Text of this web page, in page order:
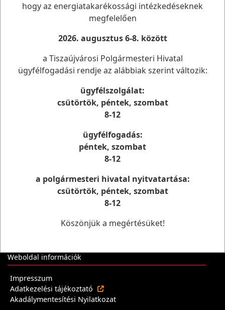
Keresés
Tiszaújvárosi Polgármesteri Hivatal
3580 Tiszaújváros, Bethlen G. út 7.
Telefon: (49) 548- 000
E-mail: phivatal@tujvaros.hu
Tiszaújváros Város oldala
Önkormányzati Tájékoztató Rendszer
Tiszaújváros rendeletei -NJT
Államigazgatási oldalak
magyarorszag.hu
Weboldal információk
Impresszum
Adatkezelési tájékoztató
Akadálymentesítési Nyilatkozat
hogy az energiatakarékossági intézkedéseknek
megfelelően
2026. augusztus 6-8. között
a Tiszaújvárosi Polgármesteri Hivatal
ügyfélfogadási rendje az alábbiak szerint változik:
ügyfélszolgálat:
csütörtök, péntek, szombat
8-12
ügyfélfogadás:
péntek, szombat
8-12
a polgármesteri hivatal nyitvatartása:
csütörtök, péntek, szombat
8-12
Köszönjük a megértésüket!